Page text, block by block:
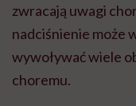
zwracają uwagi
nadciśnienie może
wywoływać wiele
choremu.